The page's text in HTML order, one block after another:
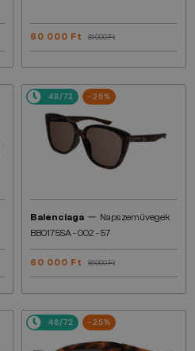
60 000 Ft 81 000 Ft
48/72 -25%
Balenciaga — Napszemüvegek
BB0175SA - 002 - 57
60 000 Ft 81 000 Ft
48/72 -25%